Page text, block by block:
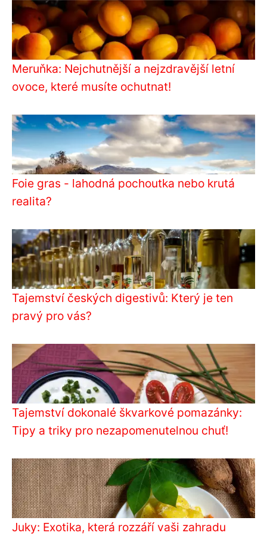
Meruňka: Nejchutnější a nejzdravější letní
ovoce, které musíte ochutnat!
Foie gras - lahodná pochoutka nebo krutá
realita?
Tajemství českých digestivů: Který je ten
pravý pro vás?
Tajemství dokonalé škvarkové pomazánky:
Tipy a triky pro nezapomenutelnou chuť!
Juky: Exotika, která rozzáří vaši zahradu